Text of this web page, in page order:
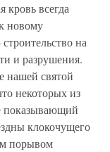
всегда
новому
на
и разрушения.
нашей святой
некоторых из
показывающий
клокочущего
порывом